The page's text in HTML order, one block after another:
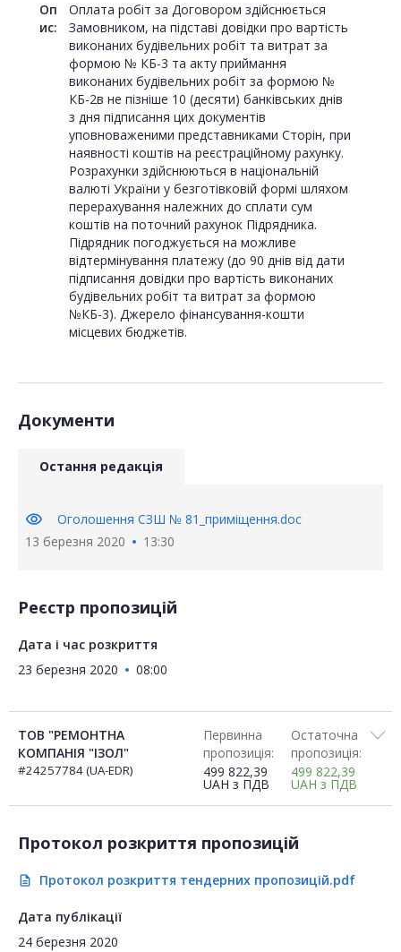
Оп
ис:
Оплата робіт за Договором здійснюється
Замовником, на підставі довідки про вартість
виконаних будівельних робіт та витрат за
формою № КБ-3 та акту приймання
виконаних будівельних робіт за формою №
КБ-2в не пізніше 10 (десяти) банківських днів
з дня підписання цих документів
уповноваженими представниками Сторін, при
наявності коштів на реєстраційному рахунку.
Розрахунки здійснюються в національній
валюті України у безготівковій формі шляхом
перерахування належних до сплати сум
коштів на поточний рахунок Підрядника.
Підрядник погоджується на можливе
відтермінування платежу (до 90 днів від дати
підписання довідки про вартість виконаних
будівельних робіт та витрат за формою
№КБ-3). Джерело фінансування-кошти
місцевих бюджетів.
Документи
Остання редакція
visibility
Оголошення CЗШ № 81_приміщення.doc
13 березня 2020
13:30
Реєстр пропозицій
Дата і час розкриття
23 березня 2020
08:00
ТОВ "РЕМОНТНА
КОМПАНІЯ "ІЗОЛ"
#24257784 (UA-EDR)
Первинна
пропозиція:
499 822,39
UAH з ПДВ
Остаточна
пропозиція:
499 822,39
UAH з ПДВ
Протокол розкриття пропозицій
description Протокол розкриття тендерних пропозицій.pdf
Дата публікації
24 березня 2020